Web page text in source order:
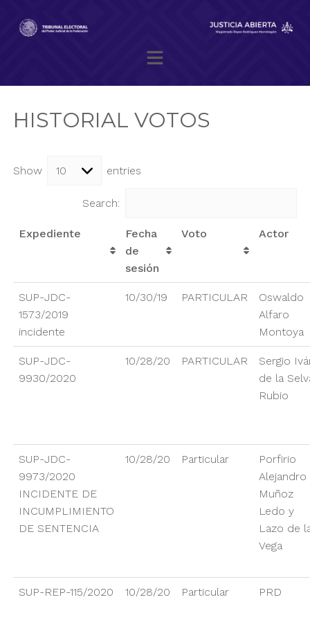
Magistrado presidente Reyes Rodríguez Mondragón
HISTORIAL VOTOS
Show entries
Search:
Expediente
Fecha
de
sesión
Voto Actor
SUP-JDC-
1573/2019
incidente
10/30/19 PARTICULAR
Oswaldo
Alfaro
Montoya
SUP-JDC-
9930/2020
10/28/20 PARTICULAR
Sergio
de la
Rubio
SUP-JDC-
9973/2020
INCIDENTE DE
INCUMPLIMIENTO
DE SENTENCIA
10/28/20 Particular
Porfirio
Alejandro
Muñoz
Ledo y
Lazo de
Vega
SUP-REP-115/2020 10/28/20 Particular PRD